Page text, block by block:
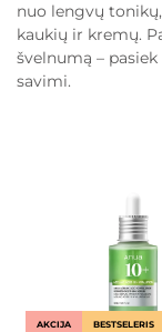
nuo lengvų
kaukių ir kremų.
švelnumą –
savimi.
AKCIJA BESTSELERIS